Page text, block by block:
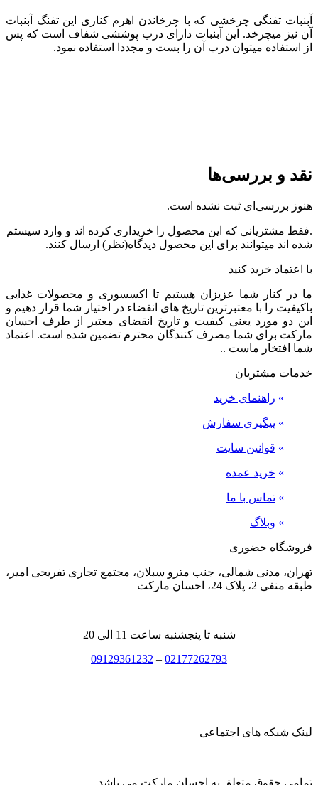
آبنبات تفنگی چرخشی که با چرخاندن اهرم کناری این تفنگ آبنبات
آن نیز میچرخد. این آبنبات دارای درب پوششی شفاف است که پس
از استفاده میتوان درب آن را بست و مجددا استفاده نمود.
نقد و بررسی‌ها
هنوز بررسی‌ای ثبت نشده است.
.فقط مشتریانی که این محصول را خریداری کرده اند و وارد سیستم
شده اند میتوانند برای این محصول دیدگاه(نظر) ارسال کنند.
با اعتماد خرید کنید
ما در کنار شما عزیزان هستیم تا اکسسوری و محصولات غذایی
باکیفیت را با معتبرترین تاریخ های انقضاء در اختیار شما قرار دهیم و
این دو مورد یعنی کیفیت و تاریخ انقضای معتبر از طرف احسان
مارکت برای شما مصرف کنندگان محترم تضمین شده است. اعتماد
شما افتخار ماست ..
خدمات مشتریان
» راهنمای خرید
» پیگیری سفارش
» قوانین سایت
» خرید عمده
» تماس با ما
» وبلاگ
فروشگاه حضوری
تهران، مدنی شمالی، جنب مترو سبلان، مجتمع تجاری تفریحی امیر،
طبقه منفی 2، پلاک 24، احسان مارکت
شنبه تا پنجشنبه ساعت 11 الی 20
02177262793
–
09129361232
لینک شبکه های اجتماعی
تمامی حقوق متعلق به احسان مارکت می باشد.